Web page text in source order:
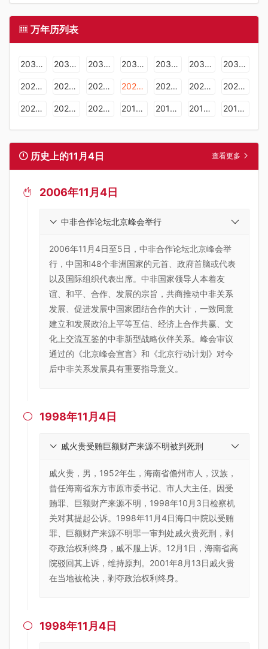
万年历列表
2036年日历表 2035年日历表 2034年日历表 2033年日历表 2032年日历表 2031年日历表 2030年日历表
2029年日历表 2028年日历表 2027年日历表 2026年日历表 2025年日历表 2024年日历表 2023年日历表
2022年日历表 2021年日历表 2020年日历表 2019年日历表 2018年日历表 2017年日历表 2016年日历表
历史上的11月4日 查看更多
 2006年11月4日
中非合作论坛北京峰会举行
2006年11月4日至5日，中非合作论坛北京峰会举
行，中国和48个非洲国家的元首、政府首脑或代表
以及国际组织代表出席。中非国家领导人本着友
谊、和平、合作、发展的宗旨，共商推动中非关系
发展、促进发展中国家团结合作的大计，一致同意
建立和发展政治上平等互信、经济上合作共赢、文
化上交流互鉴的中非新型战略伙伴关系。峰会审议
通过的《北京峰会宣言》和《北京行动计划》对今
后中非关系发展具有重要指导意义。
 1998年11月4日
戚火贵受贿巨额财产来源不明被判死刑
戚火贵，男，1952年生，海南省儋州市人，汉族，
曾任海南省东方市原市委书记、市人大主任。因受
贿罪、巨额财产来源不明，1998年10月3日检察机
关对其提起公诉。1998年11月4日海口中院以受贿
罪、巨额财产来源不明罪一审判处戚火贵死刑，剥
夺政治权利终身，戚不服上诉。12月1日，海南省高
院驳回其上诉，维持原判。2001年8月13日戚火贵
在当地被枪决，剥夺政治权利终身。
 1998年11月4日